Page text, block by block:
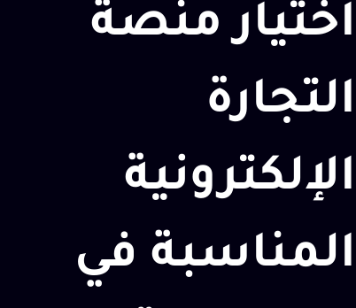
اختيار منصة
التجارة
الإلكترونية
المناسبة في